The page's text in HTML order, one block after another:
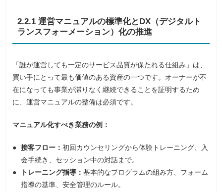
2.2.1 運営マニュアルの標準化とDX（デジタルト
ランスフォーメーション）化の推進
「誰が運営しても一定のサービス品質が保たれる仕組み」は、
買い手にとって最も価値のある資産の一つです。オーナーが不
在になっても事業が滞りなく継続できることを証明するため
に、運営マニュアルの整備は必須です。
マニュアル化すべき業務の例：
接客フロー： 初回カウンセリングから体験トレーニング、入
会手続き、セッション中の対話まで。
トレーニング指導： 基本的なプログラムの組み方、フォーム
指導の基準、安全管理のルール。